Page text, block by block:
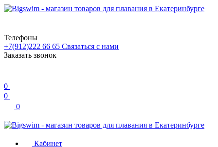
Телефоны
+7(912)222 66 65 Связаться с нами
Заказать звонок
0
0
0
Кабинет